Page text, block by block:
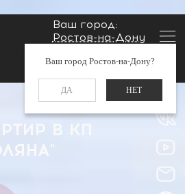
Ваш город:
Ростов-на-Дону
Ваш город Ростов-на-Дону?
ДА НЕТ
Заказать звонок
В КП